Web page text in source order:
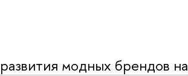
модных брендов на